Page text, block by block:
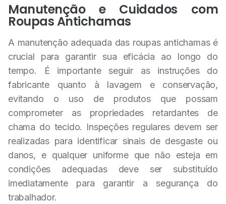
Manutenção e Cuidados com
Roupas Antichamas
A manutenção adequada das roupas antichamas é
crucial para garantir sua eficácia ao longo do
tempo. É importante seguir as instruções do
fabricante quanto à lavagem e conservação,
evitando o uso de produtos que possam
comprometer as propriedades retardantes de
chama do tecido. Inspeções regulares devem ser
realizadas para identificar sinais de desgaste ou
danos, e qualquer uniforme que não esteja em
condições adequadas deve ser substituído
imediatamente para garantir a segurança do
trabalhador.